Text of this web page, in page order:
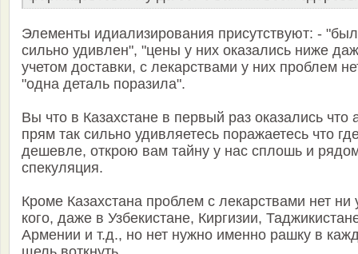
Элементы идиализирования присутствуют: - "был
сильно удивлен", "цены у них оказались ниже
учетом доставки, с лекарствами у них проблем
"одна деталь поразила".
Вы что в Казахстане в первый раз оказались что
прям так сильно удивляетесь поражаетесь что
дешевле, открою вам тайну у нас сплошь и
спекуляция.
Кроме Казахстана проблем с лекарствами нет ни
кого, даже в Узбекистане, Киргизии,
Армении и т.д., но нет нужно именно рашку в